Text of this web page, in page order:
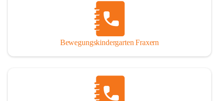
Bewegungskindergarten Fraxern